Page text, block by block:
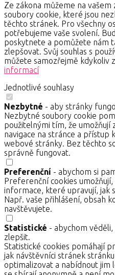
Ze zákona můžeme na
soubory cookie, které jsou
těchto stránek. Pro všechny
potřebujeme vaše svolení.
poskytnete a pomůžete nám
zlepšovat. Svůj souhlas s
můžete samozřejmě kdykoliv
informací
Jednotlivé souhlasy
Nezbytné - aby stránky
Nezbytné soubory cookie
použitelnými tím, že umožňují
navigace na stránce a přístup
webové stránky. Bez těchto
správně fungovat.
Preferenční - abychom si
Preferenční cookies
informace, které upravují, jak
Např. vaše přihlášení, obsah
navštěvujete.
Statistické - abychom
zlepšit.
Statistické cookies pomáhají
jak návštěvníci stránek
optimalizovat a nabídnout jim